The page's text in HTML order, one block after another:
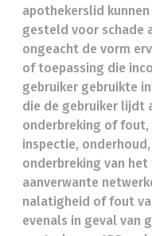
apothekerslid
gesteld voor schade
ongeacht de vorm
of toepassing die
gebruiker gebruikte
die de gebruiker lijdt
onderbreking of
inspectie,
onderbreking van
aanverwante
nalatigheid of fout
evenals in geval van